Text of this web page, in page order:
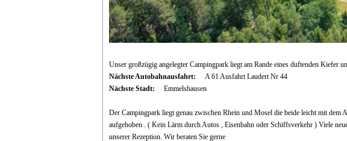
Unser großzügig angelegter Campingpark liegt am Rande eines duftenden Kiefer
Nächste Autobahnausfahrt:
A 61 Ausfahrt Laudert Nr 44
Nächste Stadt:
Emmelshausen
Der Campingpark liegt genau zwischen Rhein und Mosel die beide leicht mit dem
aufgehoben . ( Kein Lärm durch Autos , Eisenbahn oder Schiffsverkehr ) Viele
unserer Rezeption. Wir beraten Sie gerne